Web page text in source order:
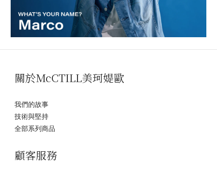
關於McCTILL美珂媞歐
我們的故事
技術與堅持
全部系列商品
顧客服務